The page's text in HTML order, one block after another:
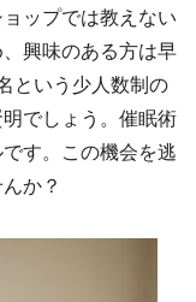
ップでは教えない
興味のある方は早
という少人数制の
でしょう。催眠術
す。この機会を逃
か？